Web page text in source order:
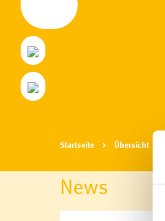
Startseite Übersicht
News